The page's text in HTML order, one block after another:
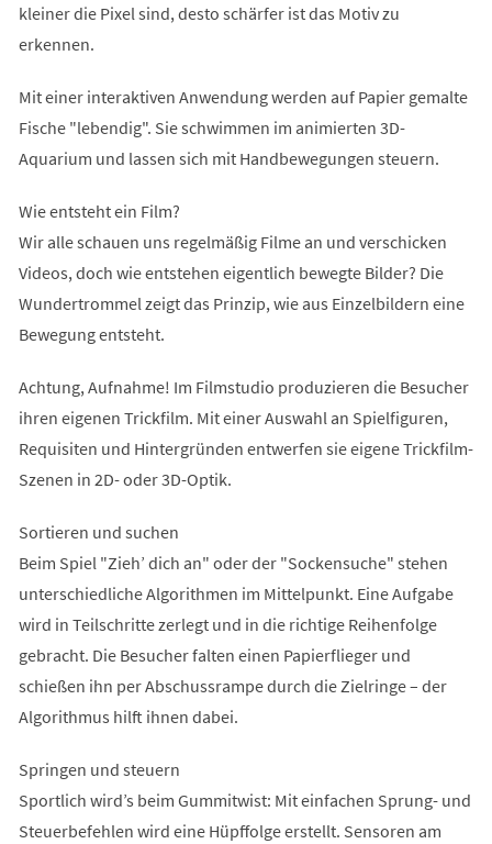
kleiner die Pixel sind, desto schärfer ist das Motiv zu
erkennen.
Mit einer interaktiven Anwendung werden auf Papier gemalte
Fische "lebendig". Sie schwimmen im animierten 3D-
Aquarium und lassen sich mit Handbewegungen steuern.
Wie entsteht ein Film?
Wir alle schauen uns regelmäßig Filme an und verschicken
Videos, doch wie entstehen eigentlich bewegte Bilder? Die
Wundertrommel zeigt das Prinzip, wie aus Einzelbildern eine
Bewegung entsteht.
Achtung, Aufnahme! Im Filmstudio produzieren die Besucher
ihren eigenen Trickfilm. Mit einer Auswahl an Spielfiguren,
Requisiten und Hintergründen entwerfen sie eigene Trickfilm-
Szenen in 2D- oder 3D-Optik.
Sortieren und suchen
Beim Spiel "Zieh’ dich an" oder der "Sockensuche" stehen
unterschiedliche Algorithmen im Mittelpunkt. Eine Aufgabe
wird in Teilschritte zerlegt und in die richtige Reihenfolge
gebracht. Die Besucher falten einen Papierflieger und
schießen ihn per Abschussrampe durch die Zielringe – der
Algorithmus hilft ihnen dabei.
Springen und steuern
Sportlich wird’s beim Gummitwist: Mit einfachen Sprung- und
Steuerbefehlen wird eine Hüpffolge erstellt. Sensoren am